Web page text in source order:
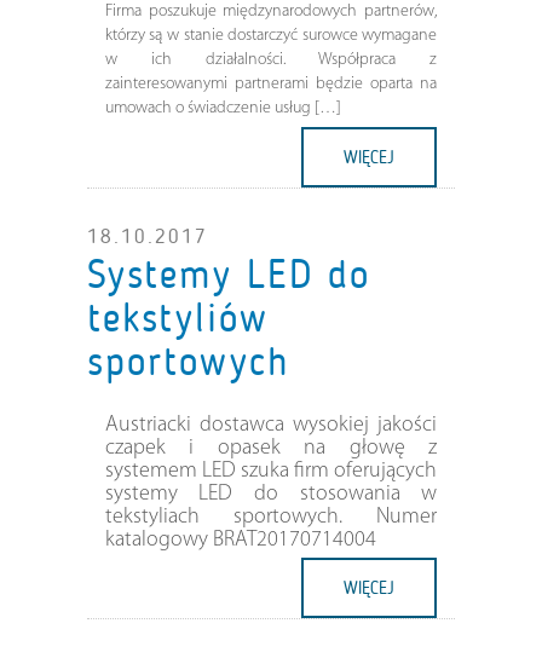
Firma poszukuje międzynarodowych partnerów,
którzy są w stanie dostarczyć surowce wymagane
w ich działalności. Współpraca z
zainteresowanymi partnerami będzie oparta na
umowach o świadczenie usług […]
WIĘCEJ
18.10.2017
Systemy LED do
tekstyliów
sportowych
Austriacki dostawca wysokiej jakości
czapek i opasek na głowę z
systemem LED szuka firm oferujących
systemy LED do stosowania w
tekstyliach sportowych. Numer
katalogowy BRAT20170714004
WIĘCEJ